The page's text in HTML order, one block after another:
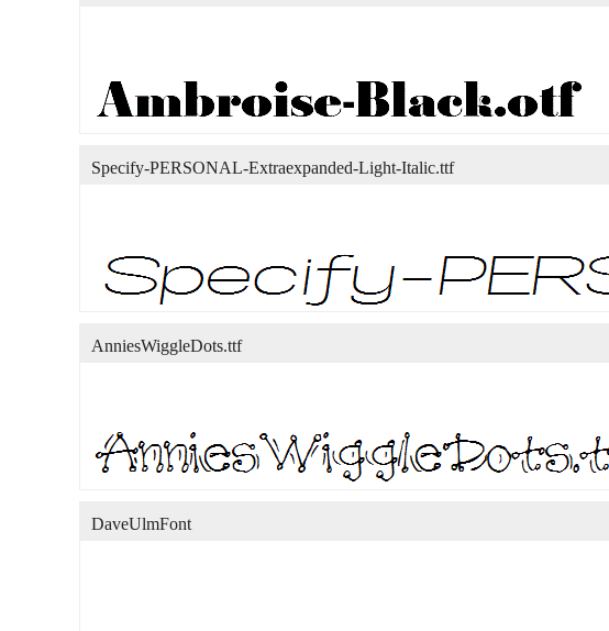
Specify-PERSONAL-Extraexpanded-Light-Italic.ttf
AnniesWiggleDots.ttf
DaveUlmFont